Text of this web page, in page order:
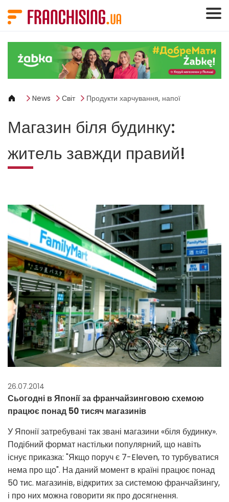
News Світ Продукти харчування, напої
Магазин біля будинку:
житель завжди правий!
26.07.2014
Сьогодні в Японії за франчайзинговою схемою
працює понад 50 тисяч магазинів
У Японії затребувані так звані магазини «біля будинку».
Подібний формат настільки популярний, що навіть
існує приказка: "Якщо поруч є 7-Eleven, то турбуватися
нема про що". На даний момент в країні працює понад
50 тис. магазинів, відкритих за системою франчайзингу,
і про них можна говорити як про досягнення.